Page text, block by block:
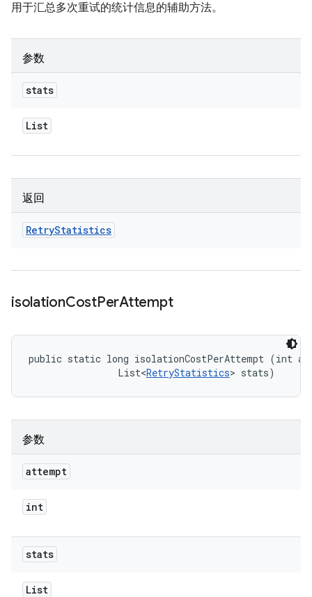
用于汇总多次重试的统计信息的辅助方法。
参数
stats
List
返回
RetryStatistics
isolationCostPerAttempt
public static long isolationCostPerAttempt (int
                List<
RetryStatistics> stats)
参数
attempt
int
stats
List